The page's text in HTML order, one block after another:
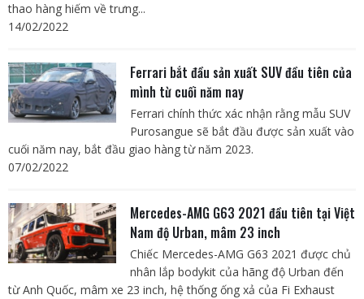
thao hàng hiếm về trưng...
14/02/2022
Ferrari bắt đầu sản xuất SUV đầu tiên của
mình từ cuối năm nay
Ferrari chính thức xác nhận rằng mẫu SUV
Purosangue sẽ bắt đầu được sản xuất vào
cuối năm nay, bắt đầu giao hàng từ năm 2023.
07/02/2022
Mercedes-AMG G63 2021 đầu tiên tại Việt
Nam độ Urban, mâm 23 inch
Chiếc Mercedes-AMG G63 2021 được chủ
nhân lắp bodykit của hãng độ Urban đến
từ Anh Quốc, mâm xe 23 inch, hệ thống ống xả của Fi Exhaust